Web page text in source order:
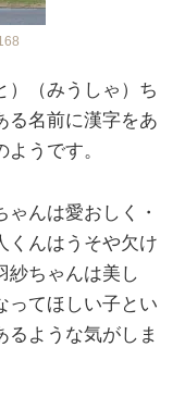
）（みうしゃ）ち
る名前に漢字をあ
うです。
んは愛おしく・
くんはうそや欠け
紗ちゃんは美し
ってほしい子とい
るような気がしま